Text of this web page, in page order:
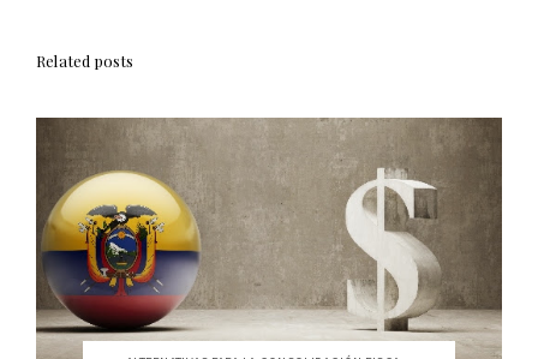
Related posts